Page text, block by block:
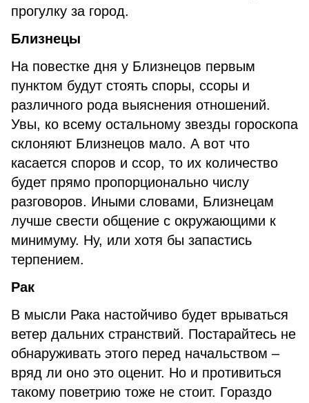
прогулку за город.
Близнецы
На повестке дня у Близнецов первым
пунктом будут стоять споры, ссоры и
различного рода выяснения отношений.
Увы, ко всему остальному звезды гороскопа
склоняют Близнецов мало. А вот что
касается споров и ссор, то их количество
будет прямо пропорционально числу
разговоров. Иными словами, Близнецам
лучше свести общение с окружающими к
минимуму. Ну, или хотя бы запастись
терпением.
Рак
В мысли Рака настойчиво будет врываться
ветер дальних странствий. Постарайтесь не
обнаруживать этого перед начальством –
вряд ли оно это оценит. Но и противиться
такому поветрию тоже не стоит. Гораздо